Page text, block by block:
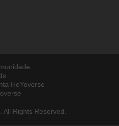
HoYoverse
Rights Reserved.